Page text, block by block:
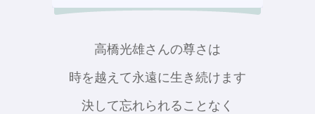
高橋光雄さんの尊さは
時を越えて永遠に生き続けます
決して忘れられることなく